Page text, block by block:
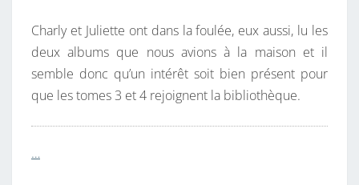
Charly et Juliette ont dans la foulée, eux aussi, lu les
deux albums que nous avions à la maison et il
semble donc qu’un intérêt soit bien présent pour
que les tomes 3 et 4 rejoignent la bibliothèque.
…